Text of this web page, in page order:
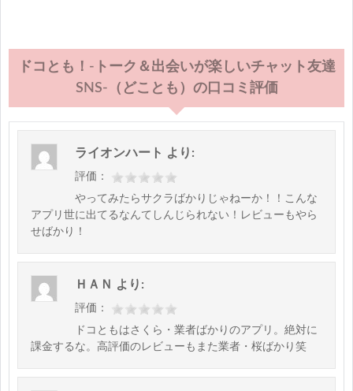
ドコとも！-トーク＆出会いが楽しいチャット友達
SNS-（どことも）の口コミ評価
ライオンハート より:
評価：
やってみたらサクラばかりじゃねーか！！こんな
アプリ世に出てるなんてしんじられない！レビューもやら
せばかり！
ＨＡＮ より:
評価：
ドコともはさくら・業者ばかりのアプリ。絶対に
課金するな。高評価のレビューもまた業者・桜ばかり笑